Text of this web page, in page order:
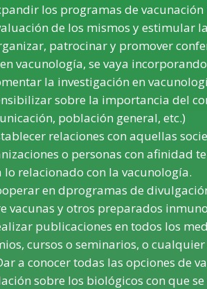
los programas de
de los mismos y estimular
patrocinar y promover
vacunología, se vaya
la investigación en
sobre la importancia del
población general, etc.)
relaciones con aquellas
o personas con afinidad
lo relacionado con la vacunología.
en dprogramas de
vacunas y otros preparados
publicaciones en todos los
cursos o seminarios, o
a conocer todas las opciones de
sobre los biológicos con que